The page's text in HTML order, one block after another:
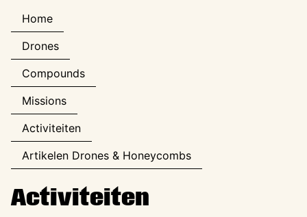
Home
Drones
Compounds
Missions
Activiteiten
Artikelen Drones & Honeycombs
Activiteiten